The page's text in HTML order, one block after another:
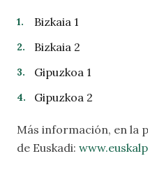
Bizkaia 1
Bizkaia 2
Gipuzkoa 1
Gipuzkoa 2
Más información, en la
de Euskadi: